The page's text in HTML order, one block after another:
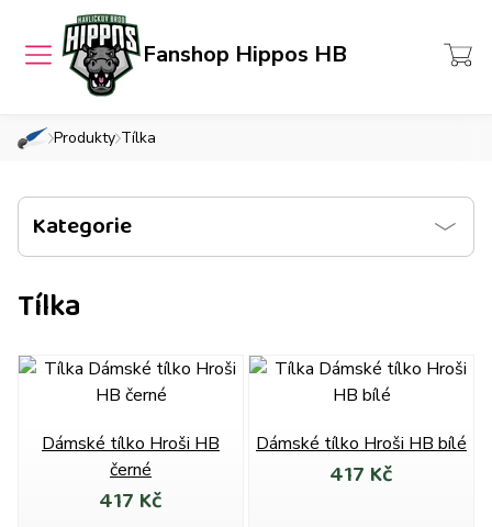
hrosihb.cz
MENU Fanshop Hippos HB
Pánské
Dámské
produkty
Přihlášení
»
Produkty »
Tílka
Kategorie
Tílka
Dámské tílko Hroši HB
černé
417 Kč
Dámské tílko Hroši HB bílé
417 Kč